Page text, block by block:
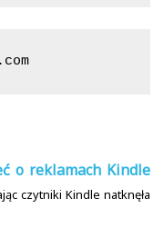
o reklamach Kindle
czytniki Kindle natknęła